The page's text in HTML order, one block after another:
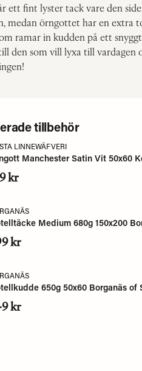
ett fint lyster tack vare den
medan örngottet har en extra
ramar in kudden på ett
den som vill lyxa till vardagen
tillbehör
LINNEWÄFVERI
Manchester Satin Vit 50x60
kr
Medium 680g 150x200
kr
650g 50x60 Borganäs of
kr